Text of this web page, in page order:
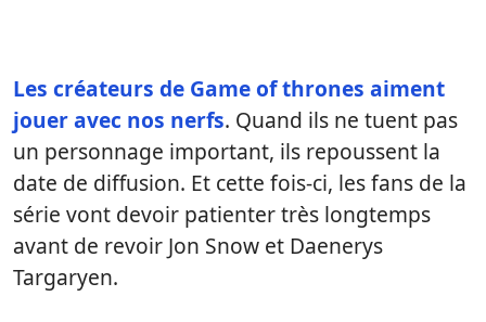
Les créateurs de Game of thrones aiment
jouer avec nos nerfs. Quand ils ne tuent pas
un personnage important, ils repoussent la
date de diffusion. Et cette fois-ci, les fans de la
série vont devoir patienter très longtemps
avant de revoir Jon Snow et Daenerys
Targaryen.